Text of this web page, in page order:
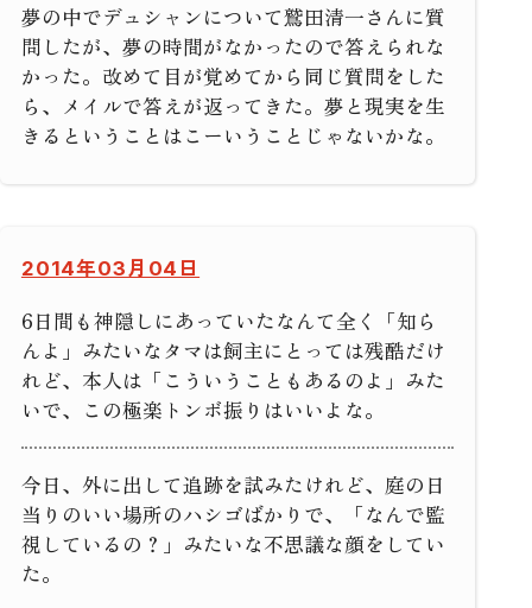
夢の中でデュシャンについて鷲田清一さんに質
問したが、夢の時間がなかったので答えられな
かった。改めて目が覚めてから同じ質問をした
ら、メイルで答えが返ってきた。夢と現実を生
きるということはこーいうことじゃないかな。
2014年03月04日
6日間も神隠しにあっていたなんて全く「知ら
んよ」みたいなタマは飼主にとっては残酷だけ
れど、本人は「こういうこともあるのよ」みた
いで、この極楽トンボ振りはいいよな。
今日、外に出して追跡を試みたけれど、庭の日
当りのいい場所のハシゴばかりで、「なんで監
視しているの？」みたいな不思議な顔をしてい
た。